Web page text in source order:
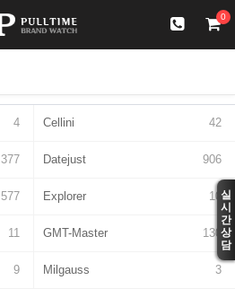
실
시
간
상
담
0
4 Cellini 42
377 Datejust 906
577 Explorer 10
11 GMT-Master 130
9 Milgauss 3